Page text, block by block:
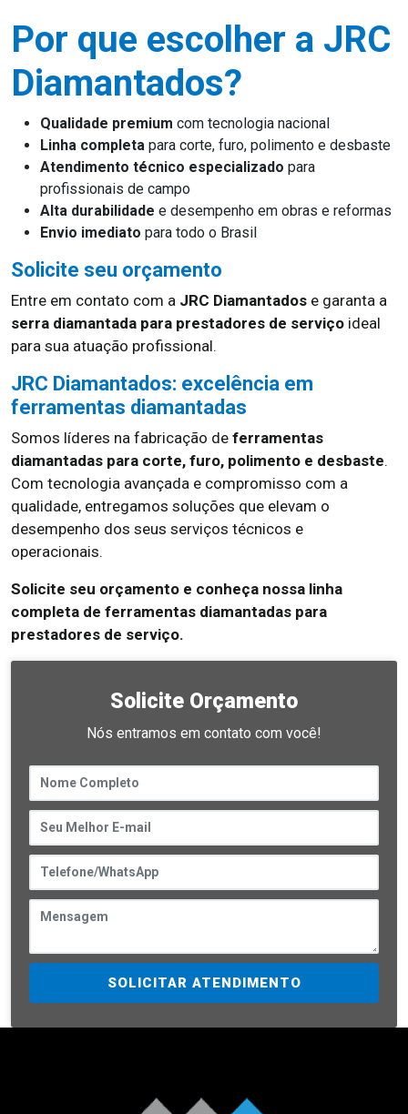
Por que escolher a JRC
Diamantados?
Qualidade premium com tecnologia nacional
Linha completa para corte, furo, polimento e desbaste
Atendimento técnico especializado para
profissionais de campo
Alta durabilidade e desempenho em obras e reformas
Envio imediato para todo o Brasil
Solicite seu orçamento
Entre em contato com a JRC Diamantados e garanta a
serra diamantada para prestadores de serviço ideal
para sua atuação profissional.
JRC Diamantados: excelência em
ferramentas diamantadas
Somos líderes na fabricação de ferramentas
diamantadas para corte, furo, polimento e desbaste.
Com tecnologia avançada e compromisso com a
qualidade, entregamos soluções que elevam o
desempenho dos seus serviços técnicos e
operacionais.
Solicite seu orçamento e conheça nossa linha
completa de ferramentas diamantadas para
prestadores de serviço.
Solicite Orçamento
Nós entramos em contato com você!
SOLICITAR ATENDIMENTO